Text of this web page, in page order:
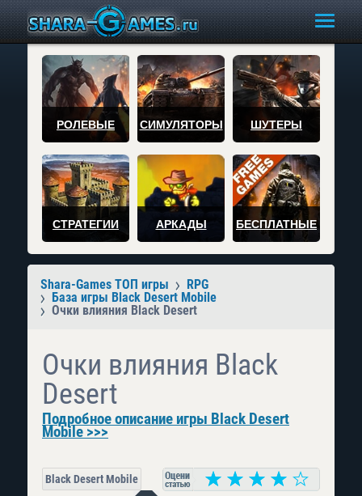
РОЛЕВЫЕ СИМУЛЯТОРЫ ШУТЕРЫ
СТРАТЕГИИ АРКАДЫ БЕСПЛАТНЫЕ
Shara-Games ТОП игры
RPG
База игры Black Desert Mobile
Очки влияния Black Desert
Очки влияния Black
Desert
Подробное описание игры Black Desert
Mobile >>>
Black Desert Mobile